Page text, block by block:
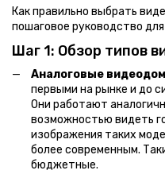
Как правильно выбрать
пошаговое руководство
Шаг 1: Обзор типов
Аналоговые
первыми на рынке и до
Они работают
возможностью видеть
изображения таких
более современным.
бюджетные.